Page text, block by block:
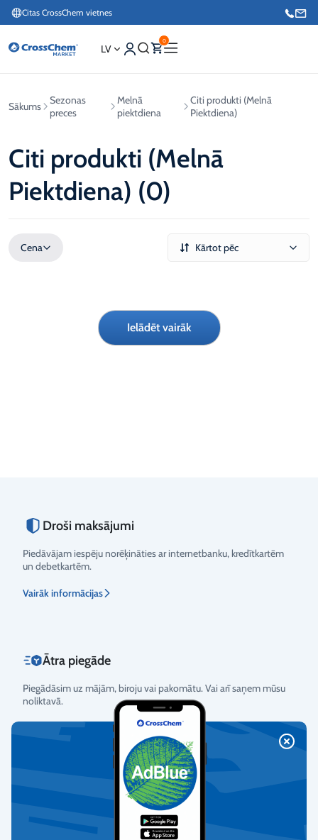
Citas CrossChem vietnes
Interneta veikals / Mārketings
Info tālrunis / Pasūtījumu pieteikšana esošiem klientiem
+371 26624000
LV
0
Sākums
Sezonas
preces
Melnā
piektdiena
Citi produkti (Melnā
Piektdiena)
Citi produkti (Melnā
Piektdiena) (0)
Cena
€
Kārtot pēc
Ielādēt vairāk
Droši maksājumi
Piedāvājam iespēju norēķināties ar internetbanku, kredītkartēm
un debetkartēm.
Vairāk informācijas
Ātra piegāde
Piegādāsim uz mājām, biroju vai pakomātu. Vai arī saņem mūsu
noliktavā.
Vairāk informācijas
Atgriešanas nosacījumi
Mēs garantējam preču kvalitāti un nodrošinām bezmaksas